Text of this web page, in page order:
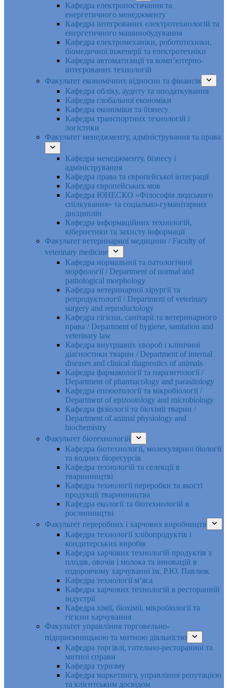
Кафедра електропостачання та
енергетичного менеджменту
Кафедра інтегрованих електротехнологій та
енергетичного машинобудування
Кафедра електромеханіки, робототехніки,
біомедичної інженерії та електротехніки
Кафедра автоматизації та комп’ютерно-
інтегрованих технологій
Факультет економічних відносин та фінансів
Кафедра обліку, аудиту та оподаткування
Кафедра глобальної економіки
Кафедра економіки та бізнесу
Кафедра транспортних технологій і
логістики
Факультет менеджменту, адміністрування та права
Кафедра менеджменту, бізнесу і
адміністрування
Кафедра права та європейської інтеграції
Кафедра європейських мов
Кафедра ЮНЕСКО «Філософія людського
спілкування» та соціально-гуманітарних
дисциплін
Кафедра інформаційних технологій,
кібернетики та захисту інформації
Факультет ветеринарної медицини / Faculty of
veterinary medicine
Кафедра нормальної та патологічної
морфології / Department of normal and
pathological morphology
Кафедра ветеринарної хірургії та
репродуктології / Department of veterinary
surgery and reproductology
Кафедра гігієни, санітарії та ветеринарного
права / Department of hygiene, sanitation and
veterinary law
Кафедра внутрішніх хвороб і клінічної
діагностики тварин / Department of internal
diseases and clinical diagnostics of animals
Кафедра фармакології та паразитології /
Department of pharmacology and parasitology
Кафедра епізоотології та мікробіології /
Department of epizootology and microbiology
Кафедра фізіології та біохімії тварин /
Department of animal physiology and
biochemistry
Факультет біотехнологій
Кафедра біотехнології, молекулярної біології
та водних біоресурсів
Кафедра технологій та селекції в
тваринництві
Кафедра технології переробки та якості
продукції тваринництва
Кафедра екології та біотехнологій в
рослинництві
Факультет переробних і харчових виробництв
Кафедра технології хлібопродуктів і
кондитерських виробів
Кафедра харчових технологій продуктів з
плодів, овочів і молока та інновацій в
оздоровчому харчуванні ім. Р.Ю. Павлюк
Кафедра технології м’яса
Кафедра харчових технологій в ресторанній
індустрії
Кафедра хімії, біохімії, мікробіології та
гігієни харчування
Факультет управління торговельно-
підприємницькою та митною діяльністю
Кафедра торгівлі, готельно-ресторанної та
митної справи
Кафедра туризму
Кафедра маркетингу, управління репутацією
та клієнтським досвідом